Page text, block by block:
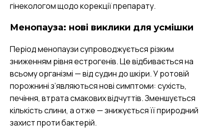
гінекологом щодо корекції препарату.
Менопауза: нові виклики для усмішки
Період менопаузи супроводжується різким
зниженням рівня естрогенів. Це відбивається на
всьому організмі — від судин до шкіри. У ротовій
порожнині з’являються нові симптоми: сухість,
печіння, втрата смакових відчуттів. Зменшується
кількість слини, а отже — знижується її природний
захист проти бактерій.